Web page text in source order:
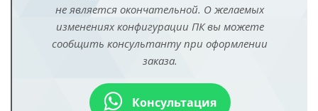
не является окончательной. О желаемых
изменениях конфигурации ПК вы можете
сообщить консультанту при оформлении
заказа.
Консультация